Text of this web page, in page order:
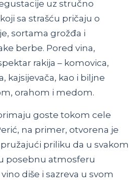
uz stručno
sa strašću pričaju o
sortama grožđa i
berbe. Pored vina,
rakija – komovica,
kajsijevača, kao i biljne
orahom i medom.
goste tokom cele
na primer, otvorena je
priliku da u svakom
posebnu atmosferu
diše i sazreva u svom